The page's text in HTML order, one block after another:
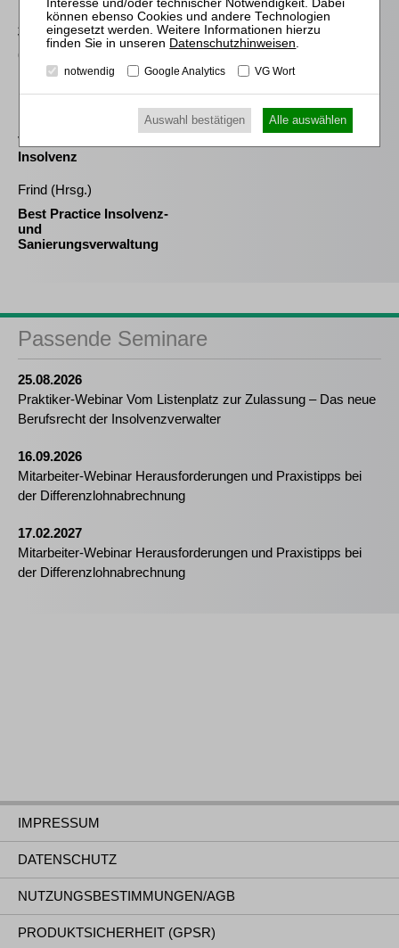
Praxis der Zu- und
Abschläge bei der
Vergütung des
(vorläufigen)
Insolvenzverwalters
Persönliche Haftung des
Verwalters in der
Insolvenz
Frind (Hrsg.)
Best Practice Insolvenz-
und
Sanierungsverwaltung
Passende Seminare
25.08.2026
Praktiker-Webinar Vom Listenplatz zur Zulassung – Das neue
Berufsrecht der Insolvenzverwalter
16.09.2026
Mitarbeiter-Webinar Herausforderungen und Praxistipps bei
der Differenzlohnabrechnung
17.02.2027
Mitarbeiter-Webinar Herausforderungen und Praxistipps bei
der Differenzlohnabrechnung
IMPRESSUM
DATENSCHUTZ
NUTZUNGSBESTIMMUNGEN/AGB
PRODUKTSICHERHEIT (GPSR)
Datenschutzhinweisen.
notwendig Google Analytics VG Wort
Auswahl bestätigen Alle auswählen